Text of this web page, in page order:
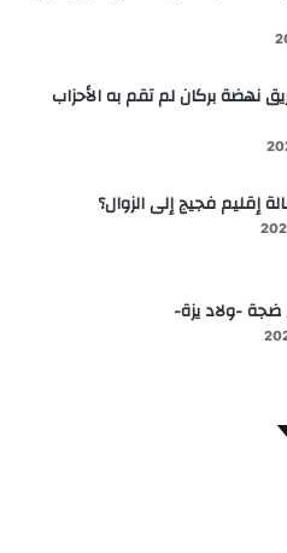
نهضة بركان لم تقم به الأحزاب
إقليم فجيج إلى الزوال؟
-ولاد يزة-